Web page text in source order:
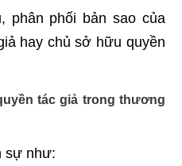
phân phối bản sao của
hay chủ sở hữu quyền
tác giả trong thương
sự như: